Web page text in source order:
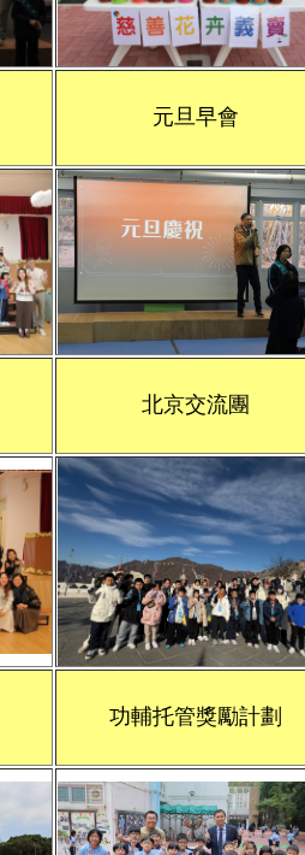
元旦早會
北京交流團
功輔托管獎勵計劃